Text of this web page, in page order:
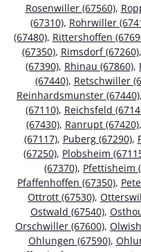
Rosenwiller (67560),
(67310), Rohrwiller
(67480), Rittershoffen
(67350), Rimsdorf (67260),
(67390), Rhinau (67860),
(67440), Retschwiller
Reinhardsmunster (67440),
(67110), Reichsfeld
(67430), Ranrupt (67420),
(67117), Puberg (67290),
(67250), Plobsheim
(67370), Pfettisheim
Pfaffenhoffen (67350),
Ottrott (67530),
Ostwald (67540),
Orschwiller (67600),
Ohlungen (67590),